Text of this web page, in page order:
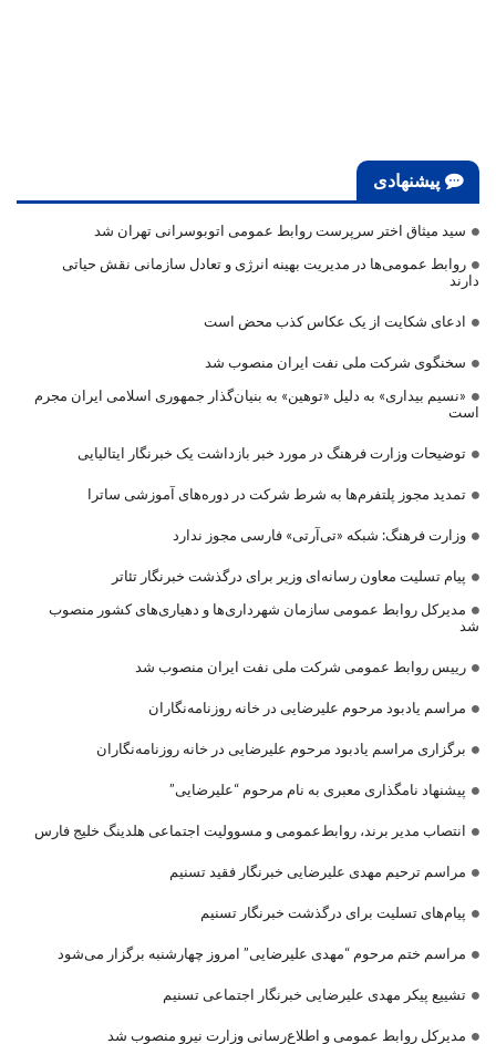
پیشنهادی
سید میثاق اختر سرپرست روابط عمومی اتوبوسرانی تهران شد
روابط عمومی‌ها در مدیریت بهینه انرژی و تعادل سازمانی نقش حیاتی
دارند
ادعای شکایت از یک عکاس کذب محض است
سخنگوی شرکت ملی نفت ایران منصوب شد
«نسیم بیداری» به دلیل «توهین» به بنیان‌گذار جمهوری اسلامی ایران مجرم
است
توضیحات وزارت فرهنگ در مورد خبر بازداشت یک خبرنگار ایتالیایی
تمدید مجوز پلتفرم‌ها به شرط شرکت در دوره‌های آموزشی ساترا
وزارت فرهنگ: شبکه «تی‌آرتی» فارسی مجوز ندارد
پیام تسلیت معاون رسانه‌ای وزیر برای درگذشت خبرنگار تئاتر
مدیرکل روابط عمومی سازمان شهرداری‌ها و دهیاری‌های کشور منصوب
شد
رییس روابط عمومی شرکت ملی نفت ایران منصوب شد
مراسم یادبود مرحوم علیرضایی در خانه روزنامه‌نگاران
برگزاری مراسم یادبود مرحوم علیرضایی در خانه روزنامه‌نگاران
پیشنهاد نامگذاری معبری به نام مرحوم “علیرضایی”
انتصاب مدیر برند، روابط‌عمومی و مسوولیت اجتماعی هلدینگ خلیج فارس
مراسم ترحیم مهدی علیرضایی خبرنگار فقید تسنیم
پیام‌های تسلیت برای درگذشت خبرنگار تسنیم
مراسم ختم مرحوم “مهدی علیرضایی” امروز چهارشنبه برگزار می‌شود
تشییع پیکر مهدی علیرضایی خبرنگار اجتماعی تسنیم
مدیرکل روابط عمومی و اطلاع‌رسانی وزارت نیرو منصوب شد